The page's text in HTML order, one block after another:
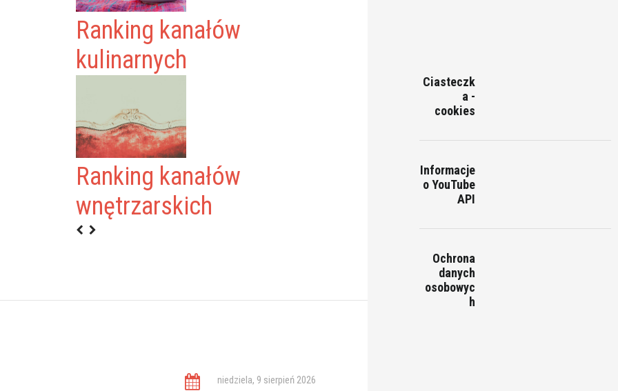
Ranking kanałów
kulinarnych
Ranking kanałów
wnętrzarskich
niedziela, 9 sierpień 2026
Ciasteczk
a -
cookies
Informacje
o YouTube
API
Ochrona
danych
osobowyc
h